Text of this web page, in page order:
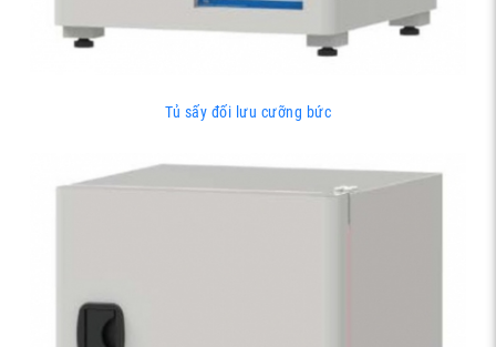
Tủ sấy đối lưu cưỡng bức